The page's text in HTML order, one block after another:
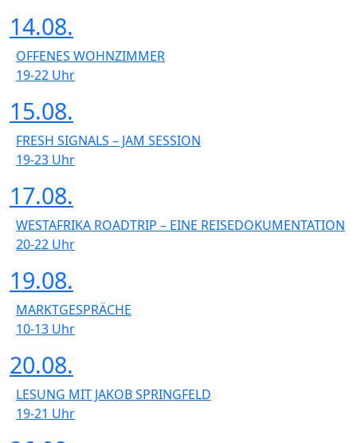
14.08.
OFFENES WOHNZIMMER
19-22 Uhr
15.08.
FRESH SIGNALS – JAM SESSION
19-23 Uhr
17.08.
WESTAFRIKA ROADTRIP – EINE REISEDOKUMENTATION
20-22 Uhr
19.08.
MARKTGESPRÄCHE
10-13 Uhr
20.08.
LESUNG MIT JAKOB SPRINGFELD
19-21 Uhr